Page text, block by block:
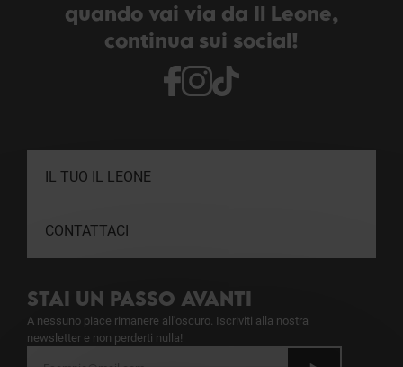
quando vai via da Il Leone,
continua sui social!
IL TUO IL LEONE
CONTATTACI
STAI UN PASSO AVANTI
A nessuno piace rimanere all'oscuro. Iscriviti alla nostra
newsletter e non perderti nulla!